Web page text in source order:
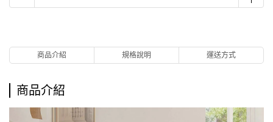
商品介紹 規格說明 運送方式
商品介紹